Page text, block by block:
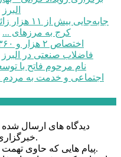
البرز
جابه‌جایی
کرج به مرزهای ...
فاضلاب صنعتی در البرز
نام مرحوم فاتح با
اجتماعی و خدمت به مردم
دیدگاه های ارسال
خبرگزاری الف در وب منتشر خواهد شد.
پیام هایی که حاوی تهمت یا افترا باشد منتشر نخواهد شد.